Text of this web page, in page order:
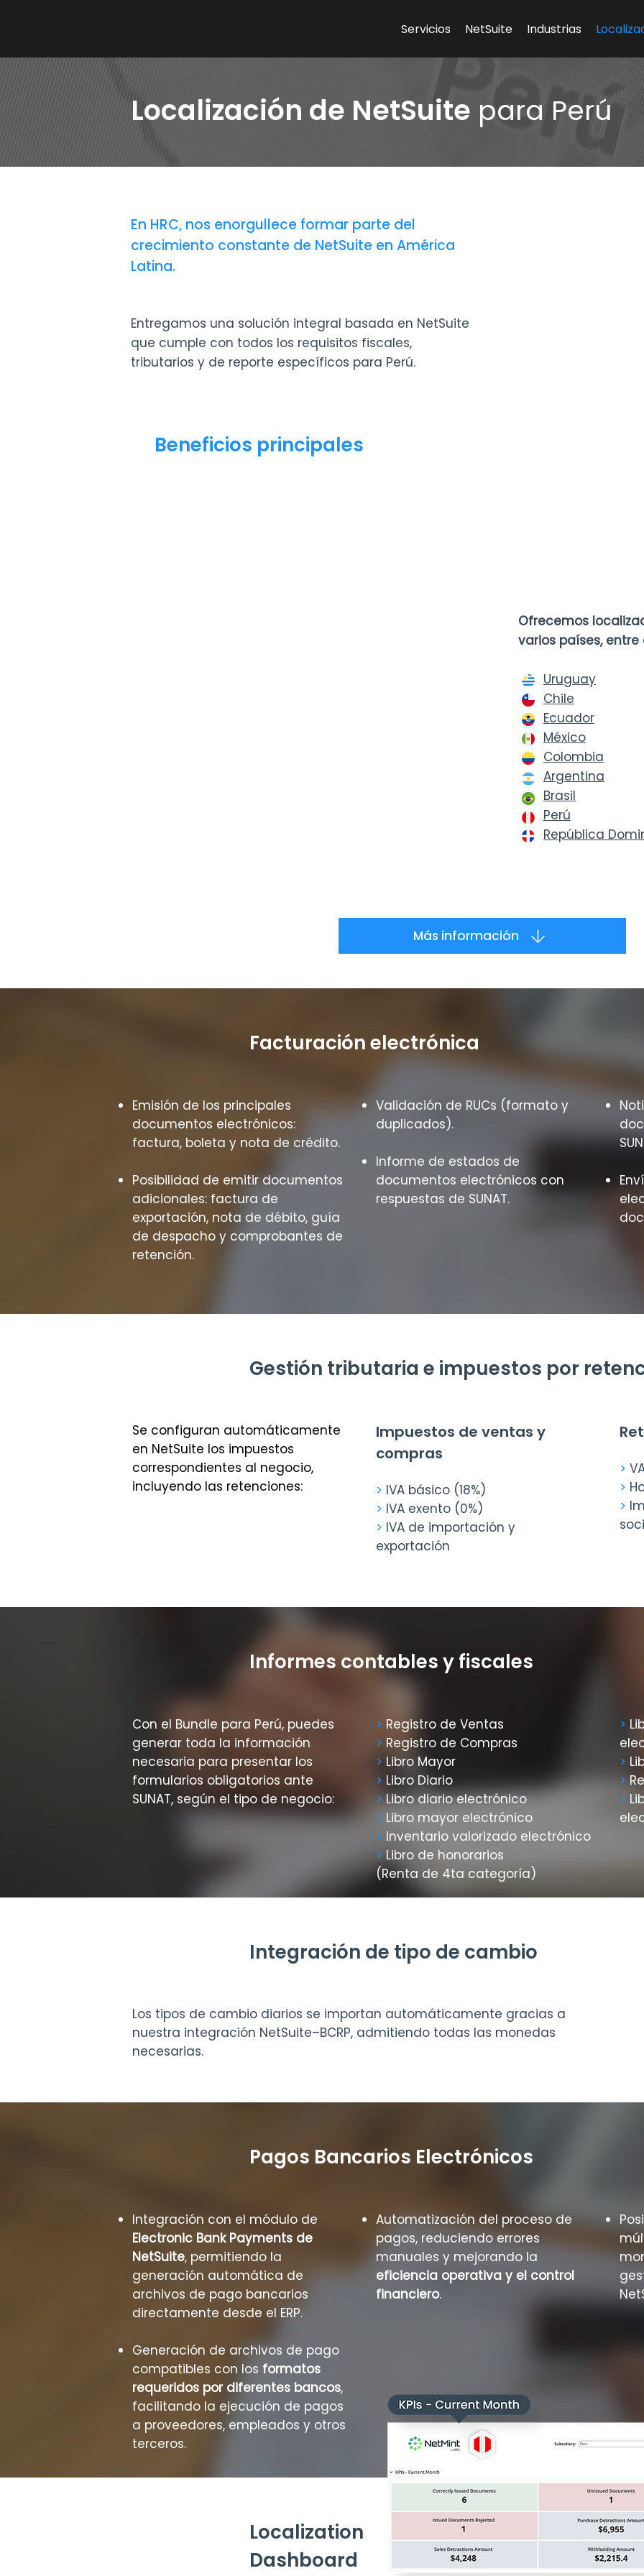
Servicios NetSuite Industrias
Localización de NetSuite para Perú
En HRC, nos enorgullece formar parte del
crecimiento constante de NetSuite en América
Latina.
Entregamos una solución integral basada en NetSuite
que cumple con todos los requisitos fiscales,
tributarios y de reporte específicos para Perú.
Beneficios principales
Ofrecemos
varios países, entre
Uruguay
Chile
Ecuador
México
Colombia
Argentina
Brasil
Perú
República
Más información
Facturación electrónica
Emisión de los principales
documentos electrónicos:
factura, boleta y nota de crédito.
Posibilidad de emitir documentos
adicionales: factura de
exportación, nota de débito, guía
de despacho y comprobantes de
retención.
Validación de RUCs (formato y
duplicados).
Informe de estados de
documentos electrónicos con
respuestas de SUNAT.
Gestión tributaria e impuestos por
Se configuran automáticamente
en NetSuite los impuestos
correspondientes al negocio,
incluyendo las retenciones:
Impuestos de ventas y
compras
> IVA básico (18%)
> IVA exento (0%)
> IVA de importación y
exportación
>
>
>
Informes contables y fiscales
Con el Bundle para Perú, puedes
generar toda la información
necesaria para presentar los
formularios obligatorios ante
SUNAT, según el tipo de negocio:
> Registro de Ventas
> Registro de Compras
> Libro Mayor
> Libro Diario
>Libro diario electrónico
> Libro mayor electrónico
> Inventario valorizado electrónico
> Libro de honorarios
(Renta de 4ta categoría)
>
>
>
>
Integración de tipo de cambio
Los tipos de cambio diarios se importan automáticamente gracias a
nuestra integración NetSuite–BCRP, admitiendo todas las monedas
necesarias.
Pagos Bancarios Electrónicos
Integración con el módulo de
Electronic Bank Payments de
NetSuite, permitiendo la
generación automática de
archivos de pago bancarios
directamente desde el ERP.
Generación de archivos de pago
compatibles con los formatos
requeridos por diferentes bancos,
facilitando la ejecución de pagos
a proveedores, empleados y otros
terceros.
Automatización del proceso de
pagos, reduciendo errores
manuales y mejorando la
eficiencia operativa y el control
financiero.
Localization
Dashboard